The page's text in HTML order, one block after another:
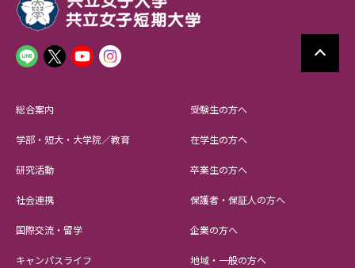
総合案内
学部・短大・大学院／教育
研究活動
社会連携
国際交流・留学
キャンパスライフ
受験生の方へ
在学生の方へ
卒業生の方へ
保護者・保証人の方へ
企業の方へ
地域・一般の方へ